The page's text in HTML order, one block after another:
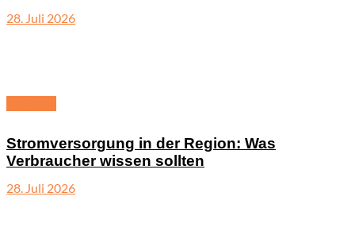
28. Juli 2026
Stromversorgung in der Region: Was
Verbraucher wissen sollten
28. Juli 2026